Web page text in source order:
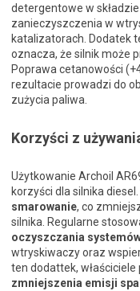
detergentowe w
zanieczyszczenia w
katalizatorach. Dodatek
oznacza, że ​​silnik może
Poprawa cetanowości
rezultacie prowadzi do
zużycia paliwa.
Korzyści z
Użytkowanie Archoil
korzyści dla silnika
smarowanie, co
silnika. Regularne
oczyszczania
wtryskiwaczy oraz
ten dodattek,
zmniejszenia emisji